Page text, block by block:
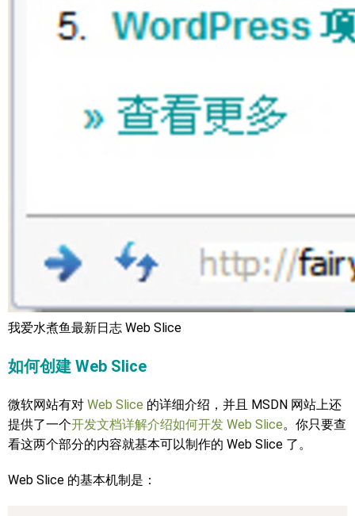
我爱水煮鱼最新日志 Web Slice
如何创建 Web Slice
微软网站有对 Web Slice 的详细介绍，并且 MSDN 网站上还
提供了一个开发文档详解介绍如何开发 Web Slice。你只要查
看这两个部分的内容就基本可以制作的 Web Slice 了。
Web Slice 的基本机制是：